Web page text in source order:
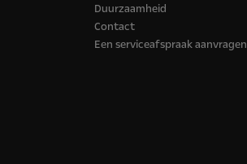
Duurzaamheid
Contact
Een serviceafspraak aanvragen